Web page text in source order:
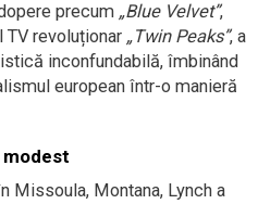
precum „Blue Velvet”,
revoluționar „Twin Peaks”, a
inconfundabilă, îmbinând
european într-o manieră
Missoula, Montana, Lynch a